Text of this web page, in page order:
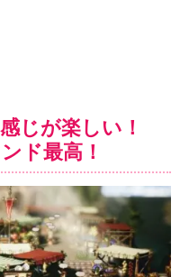
じが楽しい！
ド最高！